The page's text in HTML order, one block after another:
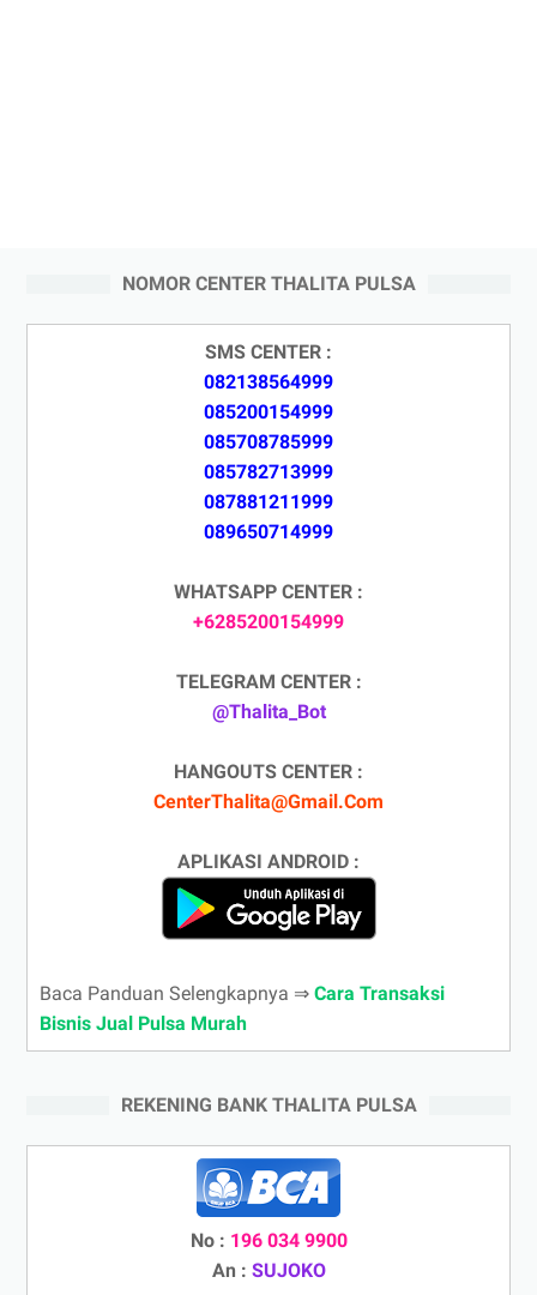
NOMOR CENTER THALITA PULSA
SMS CENTER :
082138564999
085200154999
085708785999
085782713999
087881211999
089650714999
WHATSAPP CENTER :
+6285200154999
TELEGRAM CENTER :
@Thalita_Bot
HANGOUTS CENTER :
CenterThalita@Gmail.Com
APLIKASI ANDROID :
Baca Panduan Selengkapnya ⇒ Cara Transaksi
Bisnis Jual Pulsa Murah
REKENING BANK THALITA PULSA
No : 196 034 9900
An : SUJOKO